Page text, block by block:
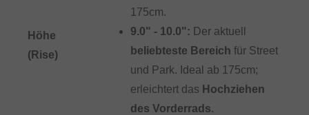
Höhe
(Rise)
175cm.
9.0" - 10.0": Der aktuell
beliebteste Bereich für Street
und Park. Ideal ab 175cm;
erleichtert das Hochziehen
des Vorderrads.